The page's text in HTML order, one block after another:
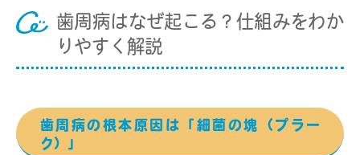
歯周病はなぜ起こる？仕組みをわか
りやすく解説
歯周病の根本原因は「細菌の塊（プラー
ク）」